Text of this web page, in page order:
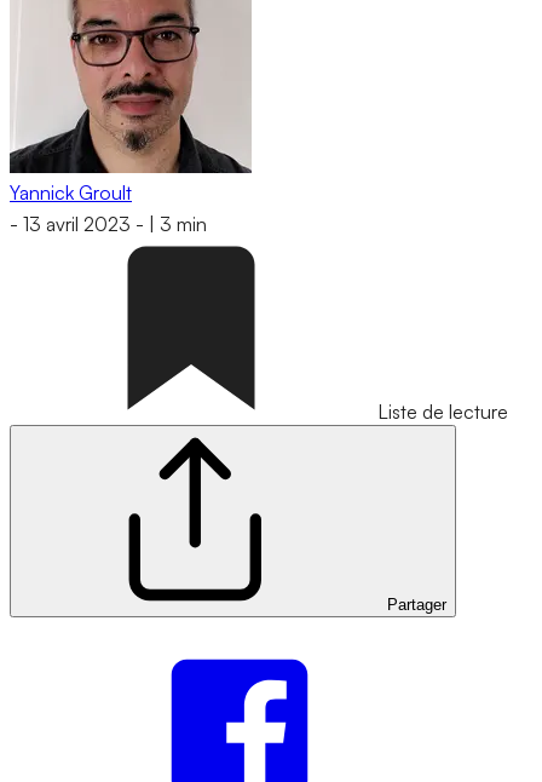
Yannick Groult
- 13 avril 2023 - 3 min
Liste de lecture
Partager